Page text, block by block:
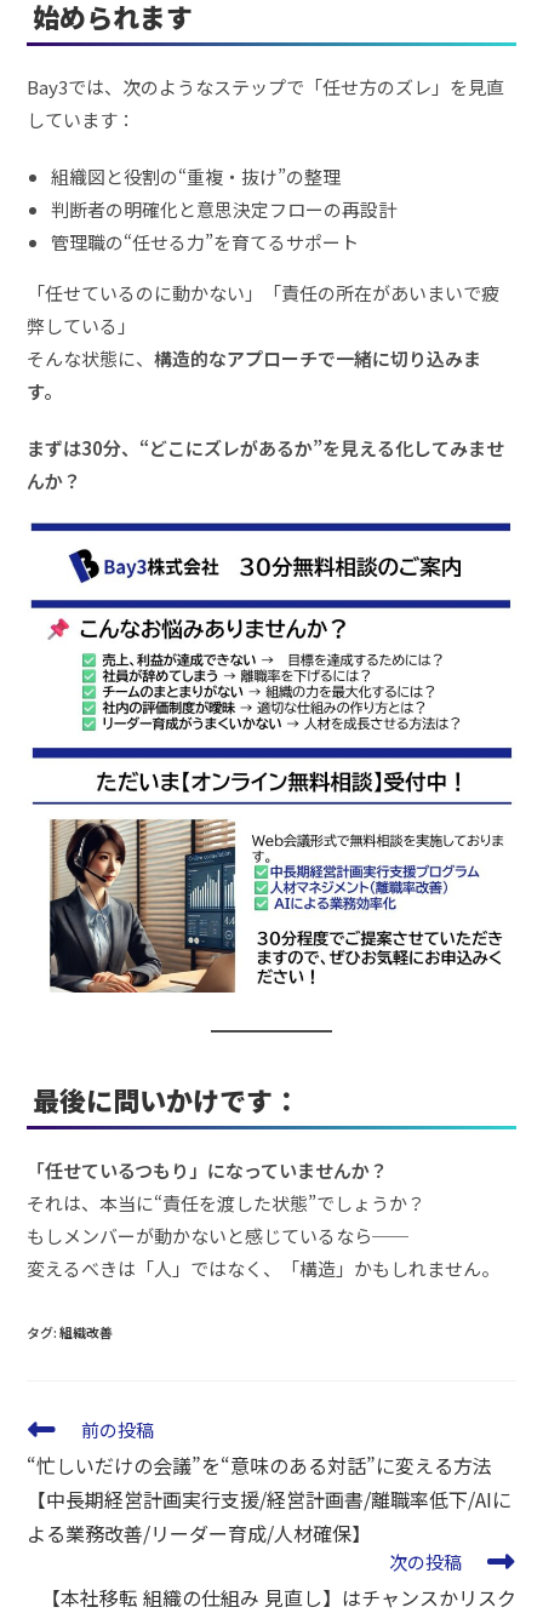
始められます
Bay3では、次のようなステップで「任せ方のズレ」を見直
しています：
組織図と役割の“重複・抜け”の整理
判断者の明確化と意思決定フローの再設計
管理職の“任せる力”を育てるサポート
「任せているのに動かない」「責任の所在があいまいで疲
弊している」
そんな状態に、構造的なアプローチで一緒に切り込みま
す。
まずは30分、“どこにズレがあるか”を見える化してみませ
んか？
最後に問いかけです：
「任せているつもり」になっていませんか？
それは、本当に“責任を渡した状態”でしょうか？
もしメンバーが動かないと感じているなら──
変えるべきは「人」ではなく、「構造」かもしれません。
タグ:組織改善
前の投稿
“忙しいだけの会議”を“意味のある対話”に変える方法
【中長期経営計画実行支援/経営計画書/離職率低下/AIに
よる業務改善/リーダー育成/人材確保】
次の投稿
【本社移転 組織の仕組み 見直し】はチャンスかリスク